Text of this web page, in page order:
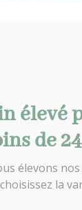
élevé
de
élevons
la